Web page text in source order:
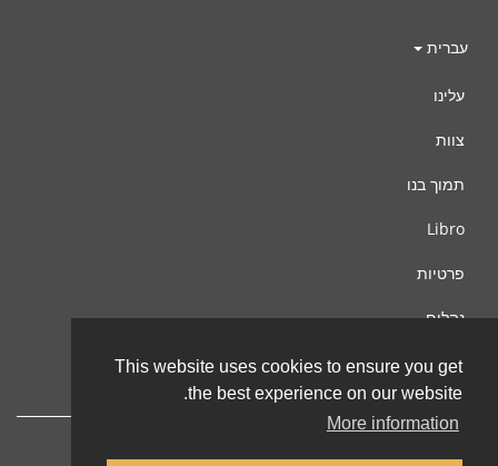
This website uses cookies to ensure you get
the best experience on our website.
More information
עברית
עלינו
צוות
תמוך בנו
Libro
פרטיות
נהלים
צור קשר